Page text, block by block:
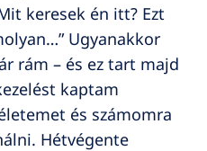
keresek én itt? Ezt
Ugyanakkor
rám – és ez tart majd
kaptam
és számomra
Hétvégente